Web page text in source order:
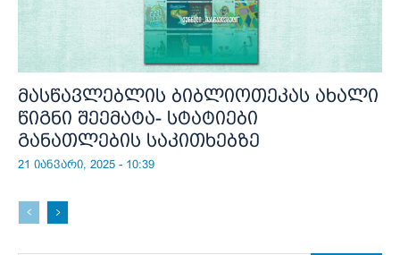
მასწავლებლის ბიბლიოთეკას ახალი
წიგნი შეემატა- სტატიები
განათლების საკითხებზე
21 იანვარი, 2025 - 10:39